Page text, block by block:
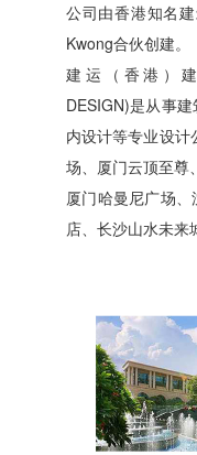
公司由香港知名
Kwong合伙创建。
建运（香港）
DESIGN)是从事
内设计等专业设计
场、厦门云顶至尊
厦门哈曼尼广场
店、长沙山水未来